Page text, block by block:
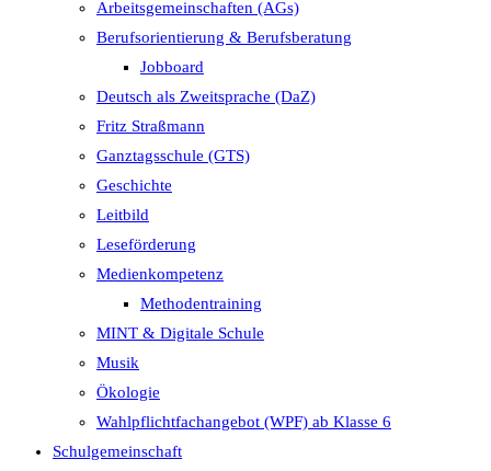
Arbeitsgemeinschaften (AGs)
Berufsorientierung & Berufsberatung
Jobboard
Deutsch als Zweitsprache (DaZ)
Fritz Straßmann
Ganztagsschule (GTS)
Geschichte
Leitbild
Leseförderung
Medienkompetenz
Methodentraining
MINT & Digitale Schule
Musik
Ökologie
Wahlpflichtfachangebot (WPF) ab Klasse 6
Schulgemeinschaft